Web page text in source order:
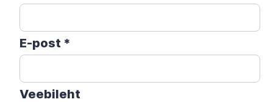
E-post *
Veebileht